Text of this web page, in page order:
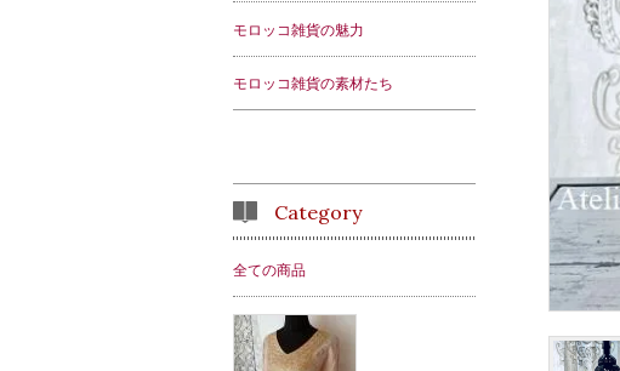
モロッコ雑貨の魅力
モロッコ雑貨の素材たち
Category
全ての商品